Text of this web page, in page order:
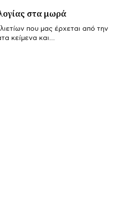
στα μωρά
που μας έρχεται από την
κείμενα και…